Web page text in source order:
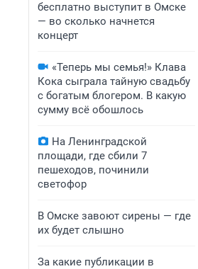
бесплатно выступит в Омске
— во сколько начнется
концерт
«Теперь мы семья!» Клава
Кока сыграла тайную свадьбу
с богатым блогером. В какую
сумму всё обошлось
На Ленинградской
площади, где сбили 7
пешеходов, починили
светофор
В Омске завоют сирены — где
их будет слышно
За какие публикации в